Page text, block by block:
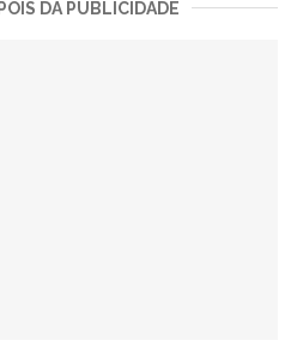
DA PUBLICIDADE